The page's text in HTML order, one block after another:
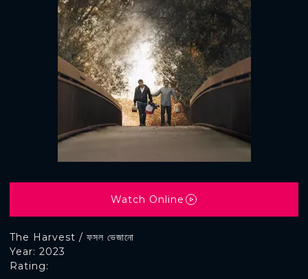
The Harvest / ফসল ভেজানো
Rating:
Year: 2023
Watch Online